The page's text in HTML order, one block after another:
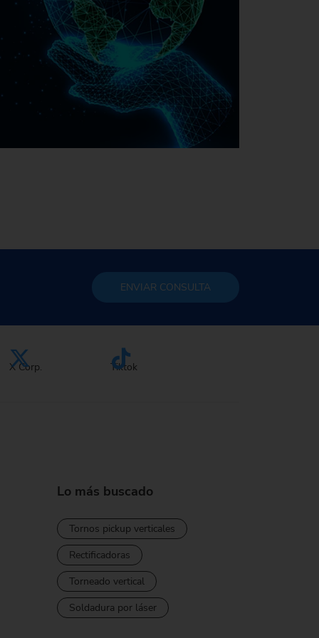
ENVIAR CONSULTA
X Corp. Tiktok
Lo más buscado
Tornos pickup verticales
Rectificadoras
Torneado vertical
Soldadura por láser